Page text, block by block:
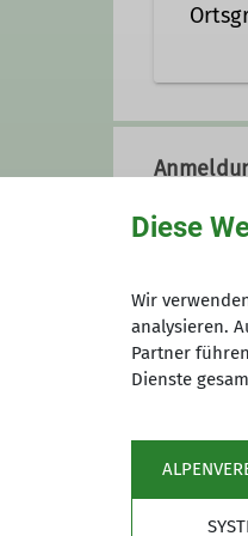
Str.3
Sektion
Diese
Wir
analysieren.
Partner
Dienste